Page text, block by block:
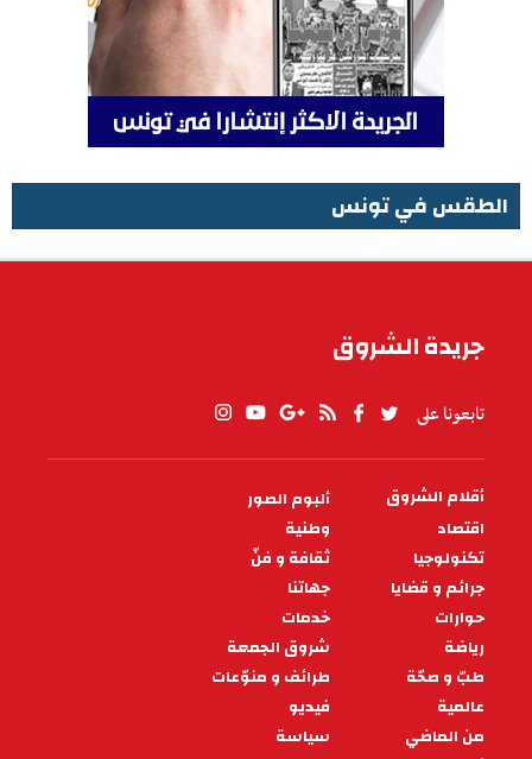
الطقس في تونس
جريدة الشروق
تابعونا على
PIED
DE
PAGE
أقلام الشروق
ألبوم الصور
اقتصاد
وطنية
تكنولوجيا
ثقافة و فنّ
جرائم و قضايا
جهاتنا
حوارات
خدمات
رياضة
شروق الجمعة
طبّ و صحّة
طرائف و منوّعات
عالمية
فيديو
من الماضي
سياسة